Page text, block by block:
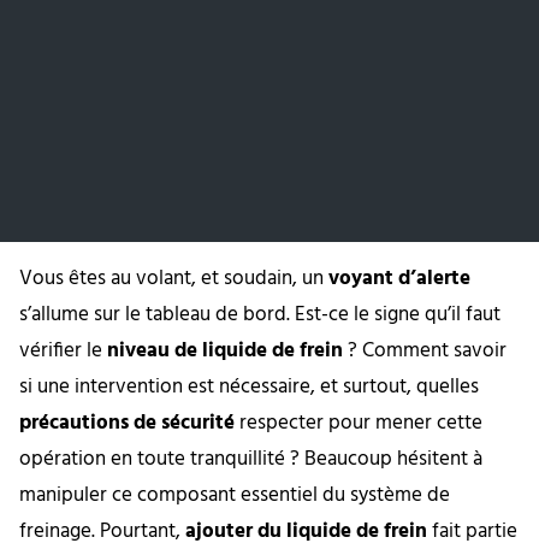
Vous êtes au volant, et soudain, unvoyant d’alerte
s’allume sur le tableau de bord. Est-ce le signe qu’il faut
vérifier le niveau de liquide de frein? Comment savoir
si une intervention est nécessaire, et surtout, quelles
précautions de sécuritérespecter pour mener cette
opération en toute tranquillité ? Beaucoup hésitent à
manipuler ce composant essentiel du système de
freinage. Pourtant,ajouter du liquide de freinfait partie